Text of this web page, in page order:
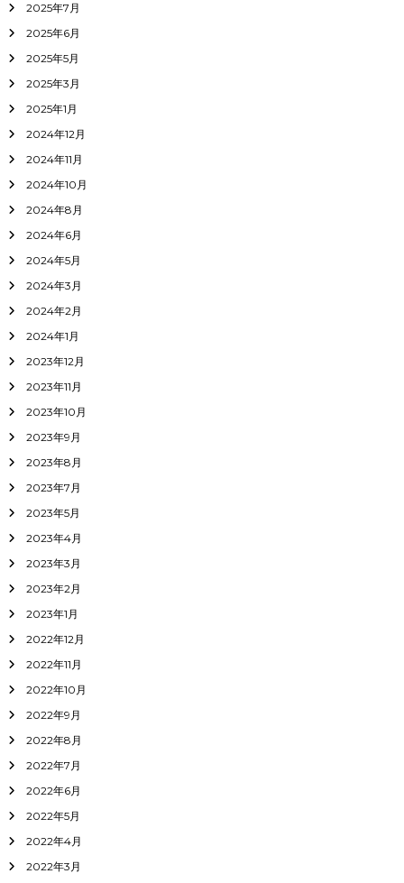
2025年7月
2025年6月
2025年5月
2025年3月
2025年1月
2024年12月
2024年11月
2024年10月
2024年8月
2024年6月
2024年5月
2024年3月
2024年2月
2024年1月
2023年12月
2023年11月
2023年10月
2023年9月
2023年8月
2023年7月
2023年5月
2023年4月
2023年3月
2023年2月
2023年1月
2022年12月
2022年11月
2022年10月
2022年9月
2022年8月
2022年7月
2022年6月
2022年5月
2022年4月
2022年3月